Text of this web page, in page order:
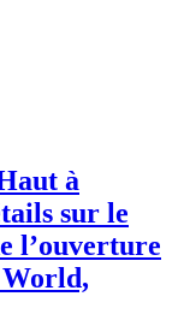
à
sur le
l’ouverture
World,